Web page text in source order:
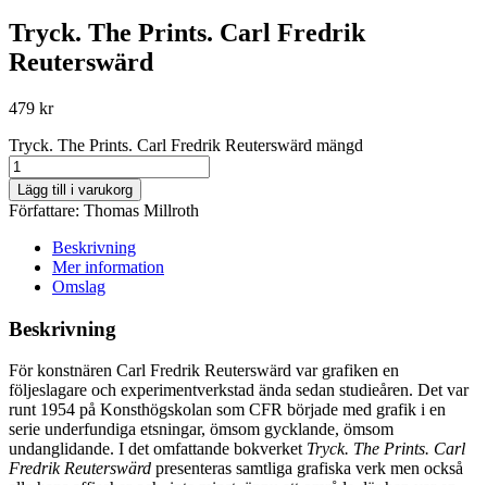
Tryck. The Prints. Carl Fredrik
Reuterswärd
479 kr
Tryck. The Prints. Carl Fredrik Reuterswärd mängd
Lägg till i varukorg
Författare: Thomas Millroth
Beskrivning
Mer information
Omslag
Beskrivning
För konstnären Carl Fredrik Reuterswärd var grafiken en
följeslagare och experimentverkstad ända sedan studieåren. Det var
runt 1954 på Konsthögskolan som CFR började med grafik i en
serie underfundiga etsningar, ömsom gycklande, ömsom
undanglidande. I det omfattande bokverket Tryck. The Prints. Carl
Fredrik Reuterswärd presenteras samtliga grafiska verk men också